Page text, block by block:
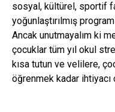
sosyal, kültürel, sportif
yoğunlaştırılmış
Ancak unutmayalım ki
çocuklar tüm yıl okul
kısa tutun ve velilere,
öğrenmek kadar ihtiyacı